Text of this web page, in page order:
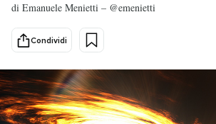
Economia
Sport
PODCAST
di Emanuele Menietti – @emenietti
Condividi